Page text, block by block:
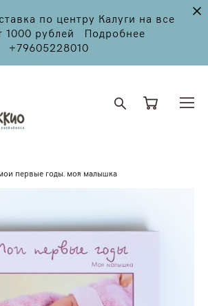
по центру Калуги на все
1000 рублей Подробнее
+79605228010
первые годы. моя малышка